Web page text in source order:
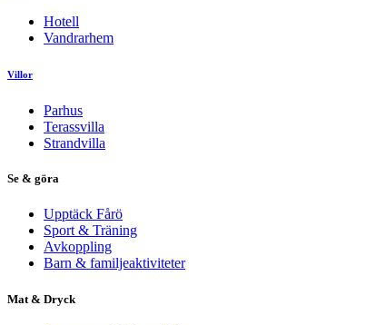
Hotell
Vandrarhem
Villor
Parhus
Terassvilla
Strandvilla
Se & göra
Upptäck Fårö
Sport & Träning
Avkoppling
Barn & familjeaktiviteter
Mat & Dryck